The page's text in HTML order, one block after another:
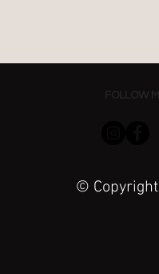
© Copyright